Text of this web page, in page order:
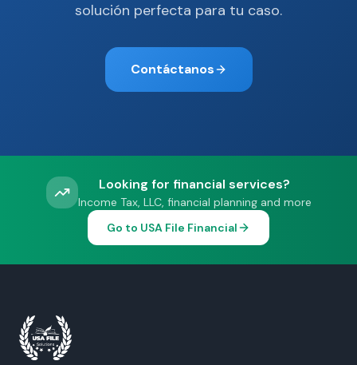
solución perfecta para tu caso.
Contáctanos
Looking for financial services?
Income Tax, LLC, financial planning and more
Go to USA File Financial